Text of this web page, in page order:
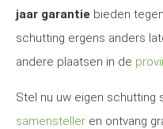
jaar garantie bieden
schutting ergens anders
andere plaatsen in de
Stel nu uw eigen schutting
samensteller en ontvang